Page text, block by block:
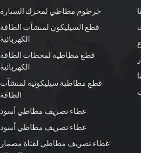
خرطوم مطاطي لمحرك السيارة
قطع السيليكون لمنشآت الطاقة
الكهربائية
قطع مطاطية لمحطات الطاقة
الكهربائية
قطع مطاطية سيليكونية لمنشآت
الطاقة
غطاء تصريف مطاطي أسود
غطاء تصريف مطاطي أسود
غطاء تصريف مطاطي لقناة مضمار